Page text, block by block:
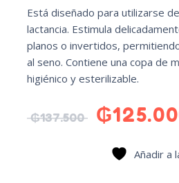
Está diseñado para utilizarse
lactancia. Estimula
planos o invertidos,
al seno. Contiene una copa de
higiénico y esterilizable.
₲137.500 ₲
Añadir a